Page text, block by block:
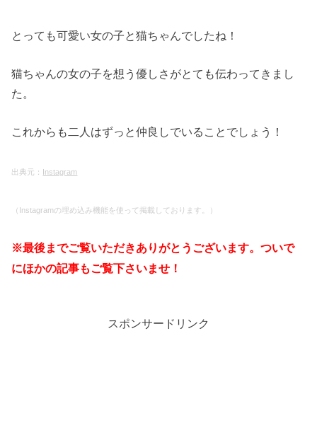
とっても可愛い女の子と猫ちゃんでしたね！
猫ちゃんの女の子を想う優しさがとても伝わってきまし
た。
これからも二人はずっと仲良しでいることでしょう！
出典元： Instagram
（Instagramの埋め込み機能を使って掲載しております。）
※最後までご覧いただきありがとうございます。ついで
にほかの記事もご覧下さいませ！
スポンサードリンク